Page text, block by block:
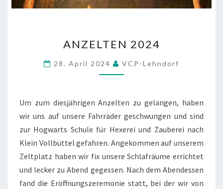
2024
ANZELTEN 2024
28. April 2024 VCP-Lehndorf
Um zum diesjährigen Anzelten zu gelangen, haben
wir uns auf unsere Fahrräder geschwungen und sind
zur Hogwarts Schule für Hexerei und Zauberei nach
Klein Vollbüttel gefahren. Angekommen auf unserem
Zeltplatz haben wir fix unsere Schlafräume errichtet
und lecker zu Abend gegessen. Nach dem Abendessen
fand die Eröffnungszeremonie statt, bei der wir von